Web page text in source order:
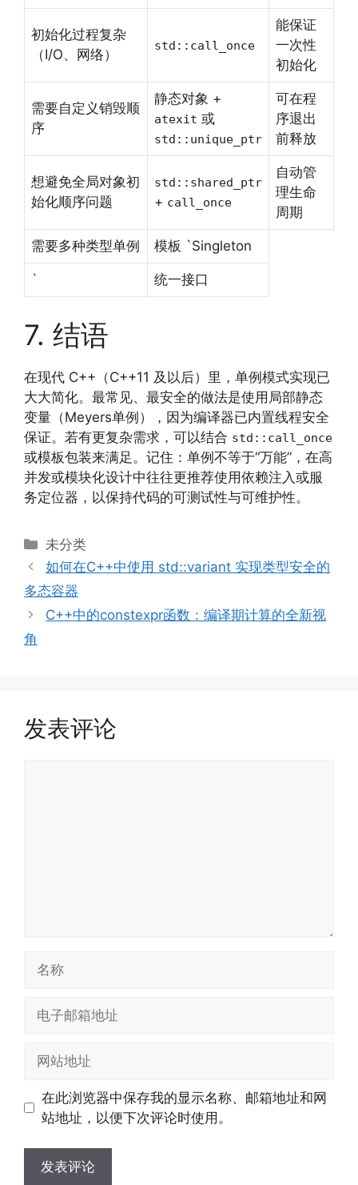
初始化过程复杂
（I/O、网络）
std::call_once
能保证
一次性
初始化
需要自定义销毁顺
序
静态对象 +
atexit 或
std::unique_ptr
可在程
序退出
前释放
想避免全局对象初
始化顺序问题
std::shared_ptr
+ call_once
自动管
理生命
周期
需要多种类型单例 模板 `Singleton
` 统一接口
7. 结语
在现代 C++（C++11 及以后）里，单例模式实现已
大大简化。最常见、最安全的做法是使用局部静态
变量（Meyers单例），因为编译器已内置线程安全
保证。若有更复杂需求，可以结合 std::call_once
或模板包装来满足。记住：单例不等于“万能”，在高
并发或模块化设计中往往更推荐使用依赖注入或服
务定位器，以保持代码的可测试性与可维护性。
分
类
未分类
如何在C++中使用 std::variant 实现类型安全的
多态容器
C++中的constexpr函数：编译期计算的全新视
角
发表评论
址
址
在此浏览器中保存我的显示名称、邮箱地址和网
站地址，以便下次评论时使用。